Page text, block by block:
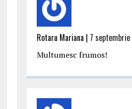
Rotaru Mariana | 7
Multumesc frumos!